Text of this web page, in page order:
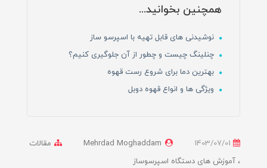
همچنین بخوانید...
نوشیدنی های قابل تهیه با اسپرسو ساز
چنلینگ چیست و چطور از آن جلوگیری کنیم؟
بهترین دما برای شروع رست قهوه
ویژگی ها و انواع قهوه دوبل
Mehrdad Moghaddam
مقالات
آموزش های دستگاه اسپرسوساز